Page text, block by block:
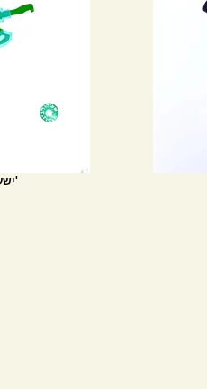
ישעיהו רבינוביץ'